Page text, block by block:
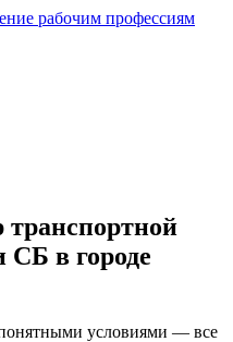
рабочим профессиям
СБ в городе
условиями — все